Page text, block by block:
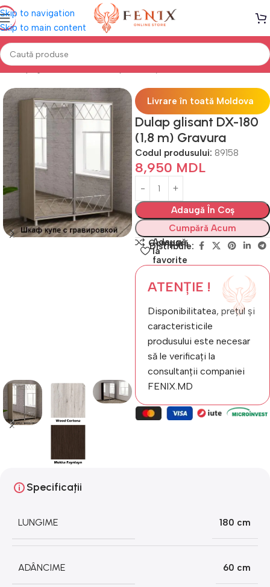
Skip to navigation
Skip to main content
Prima pagină DULAPURI Dulapuri cu uși Glisante Gravură
Livrare în toată Moldova
Dulap glisant DX-180
(1,8 m) Gravura
Codul produsului: 89158
8,950 MDL
Adaugă În Coș
Cumpără Acum
Compară
Adaugă
la
favorite
Distribuie:
ATENȚIE !
Disponibilitatea, prețul și
caracteristicile
produsului este necesar
să le verificați la
consultanții companiei
FENIX.MD
Specificații
LUNGIME 180 cm
ADÂNCIME 60 cm